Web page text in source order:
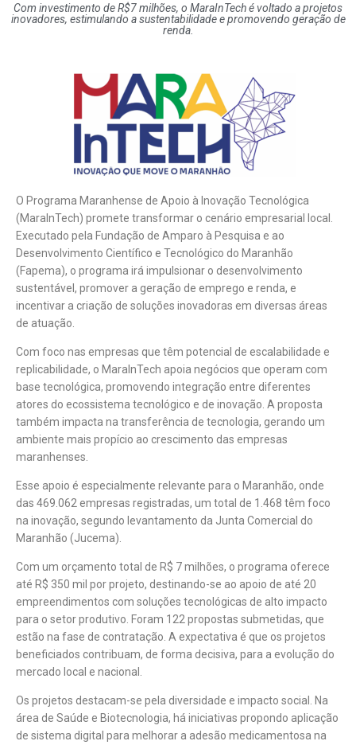
Com investimento de R$7 milhões, o MaraInTech é voltado a projetos
inovadores, estimulando a sustentabilidade e promovendo geração de
renda.
O Programa Maranhense de Apoio à Inovação Tecnológica
(MaraInTech) promete transformar o cenário empresarial local.
Executado pela Fundação de Amparo à Pesquisa e ao
Desenvolvimento Científico e Tecnológico do Maranhão
(Fapema), o programa irá impulsionar o desenvolvimento
sustentável, promover a geração de emprego e renda, e
incentivar a criação de soluções inovadoras em diversas áreas
de atuação.
Com foco nas empresas que têm potencial de escalabilidade e
replicabilidade, o MaraInTech apoia negócios que operam com
base tecnológica, promovendo integração entre diferentes
atores do ecossistema tecnológico e de inovação. A proposta
também impacta na transferência de tecnologia, gerando um
ambiente mais propício ao crescimento das empresas
maranhenses.
Esse apoio é especialmente relevante para o Maranhão, onde
das 469.062 empresas registradas, um total de 1.468 têm foco
na inovação, segundo levantamento da Junta Comercial do
Maranhão (Jucema).
Com um orçamento total de R$ 7 milhões, o programa oferece
até R$ 350 mil por projeto, destinando-se ao apoio de até 20
empreendimentos com soluções tecnológicas de alto impacto
para o setor produtivo. Foram 122 propostas submetidas, que
estão na fase de contratação. A expectativa é que os projetos
beneficiados contribuam, de forma decisiva, para a evolução do
mercado local e nacional.
Os projetos destacam-se pela diversidade e impacto social. Na
área de Saúde e Biotecnologia, há iniciativas propondo aplicação
de sistema digital para melhorar a adesão medicamentosa na